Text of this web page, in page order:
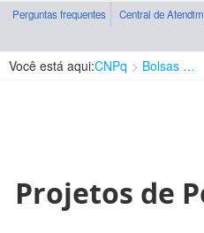
Perguntas frequentes Central de
Você está aqui:CNPq Bolsas e Auxílios Vigentes
Projetos de